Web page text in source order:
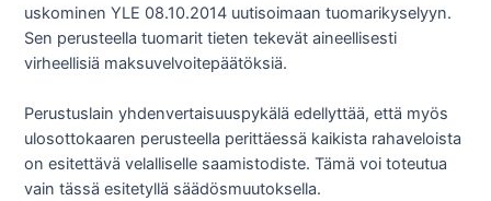
uskominen YLE 08.10.2014 uutisoimaan tuomarikyselyyn.
Sen perusteella tuomarit tieten tekevät aineellisesti
virheellisiä maksuvelvoitepäätöksiä.
Perustuslain yhdenvertaisuuspykälä edellyttää, että myös
ulosottokaaren perusteella perittäessä kaikista rahaveloista
on esitettävä velalliselle saamistodiste. Tämä voi toteutua
vain tässä esitetyllä säädösmuutoksella.